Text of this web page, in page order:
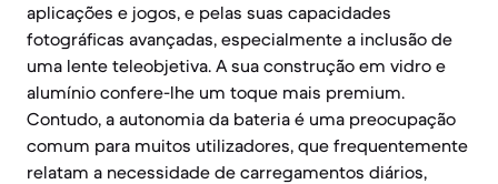
aplicações e jogos, e pelas suas capacidades
fotográficas avançadas, especialmente a inclusão de
uma lente teleobjetiva. A sua construção em vidro e
alumínio confere-lhe um toque mais premium.
Contudo, a autonomia da bateria é uma preocupação
comum para muitos utilizadores, que frequentemente
relatam a necessidade de carregamentos diários,